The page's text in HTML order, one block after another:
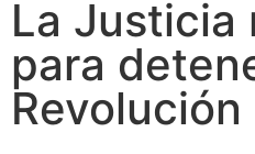
La Justicia
para
Revolución